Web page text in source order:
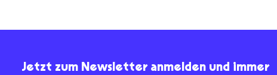
Jetzt zum Newsletter anmelden und immer